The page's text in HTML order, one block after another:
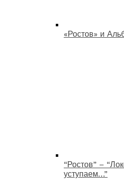
«Ростов» и
“Ростов” –
уступаем…”